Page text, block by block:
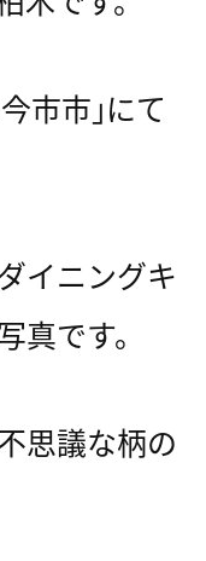
市市｣にて
イニングキ
真です。
思議な柄の